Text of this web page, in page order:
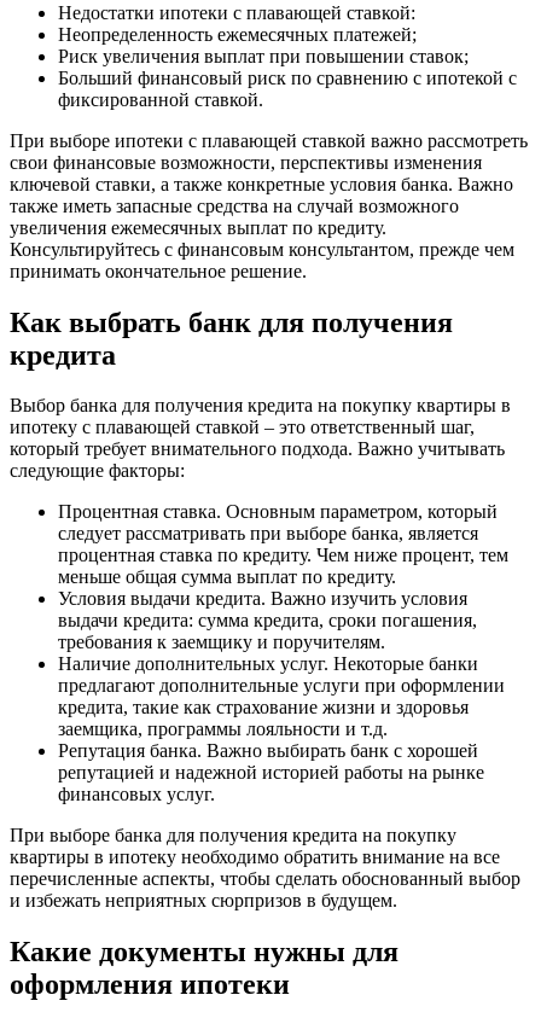
Недостатки ипотеки с плавающей ставкой:
Неопределенность ежемесячных платежей;
Риск увеличения выплат при повышении ставок;
Больший финансовый риск по сравнению с ипотекой с
фиксированной ставкой.
При выборе ипотеки с плавающей ставкой важно рассмотреть
свои финансовые возможности, перспективы изменения
ключевой ставки, а также конкретные условия банка. Важно
также иметь запасные средства на случай возможного
увеличения ежемесячных выплат по кредиту.
Консультируйтесь с финансовым консультантом, прежде чем
принимать окончательное решение.
Как выбрать банк для получения
кредита
Выбор банка для получения кредита на покупку квартиры в
ипотеку с плавающей ставкой – это ответственный шаг,
который требует внимательного подхода. Важно учитывать
следующие факторы:
Процентная ставка. Основным параметром, который
следует рассматривать при выборе банка, является
процентная ставка по кредиту. Чем ниже процент, тем
меньше общая сумма выплат по кредиту.
Условия выдачи кредита. Важно изучить условия
выдачи кредита: сумма кредита, сроки погашения,
требования к заемщику и поручителям.
Наличие дополнительных услуг. Некоторые банки
предлагают дополнительные услуги при оформлении
кредита, такие как страхование жизни и здоровья
заемщика, программы лояльности и т.д.
Репутация банка. Важно выбирать банк с хорошей
репутацией и надежной историей работы на рынке
финансовых услуг.
При выборе банка для получения кредита на покупку
квартиры в ипотеку необходимо обратить внимание на все
перечисленные аспекты, чтобы сделать обоснованный выбор
и избежать неприятных сюрпризов в будущем.
Какие документы нужны для
оформления ипотеки